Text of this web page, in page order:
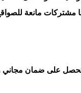
مشتركات مانعة
تحصل على ضمان